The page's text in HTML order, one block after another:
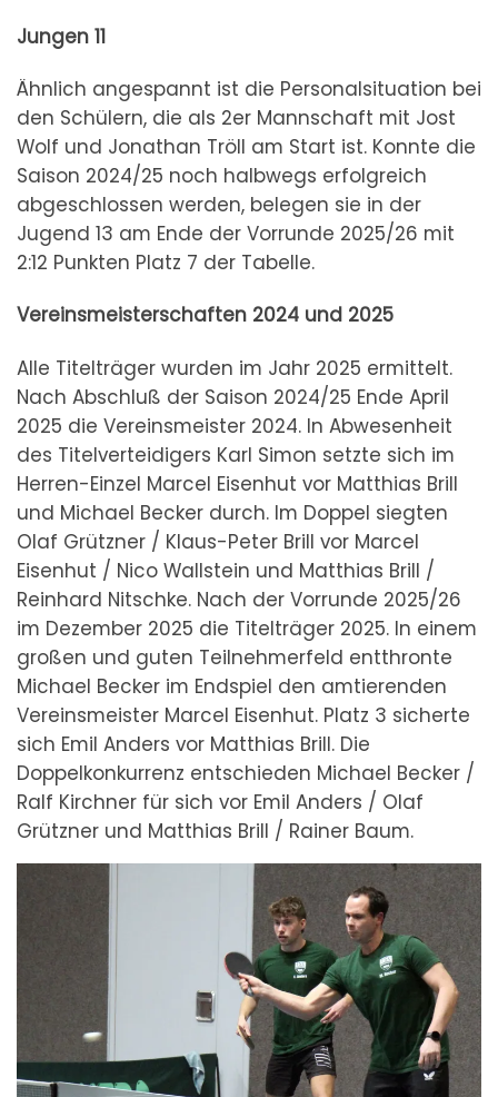
Jungen 11
Ähnlich angespannt ist die Personalsituation bei
den Schülern, die als 2er Mannschaft mit Jost
Wolf und Jonathan Tröll am Start ist. Konnte die
Saison 2024/25 noch halbwegs erfolgreich
abgeschlossen werden, belegen sie in der
Jugend 13 am Ende der Vorrunde 2025/26 mit
2:12 Punkten Platz 7 der Tabelle.
Vereinsmeisterschaften 2024 und 2025
Alle Titelträger wurden im Jahr 2025 ermittelt.
Nach Abschluß der Saison 2024/25 Ende April
2025 die Vereinsmeister 2024. In Abwesenheit
des Titelverteidigers Karl Simon setzte sich im
Herren-Einzel Marcel Eisenhut vor Matthias Brill
und Michael Becker durch. Im Doppel siegten
Olaf Grützner / Klaus-Peter Brill vor Marcel
Eisenhut / Nico Wallstein und Matthias Brill /
Reinhard Nitschke. Nach der Vorrunde 2025/26
im Dezember 2025 die Titelträger 2025. In einem
großen und guten Teilnehmerfeld entthronte
Michael Becker im Endspiel den amtierenden
Vereinsmeister Marcel Eisenhut. Platz 3 sicherte
sich Emil Anders vor Matthias Brill. Die
Doppelkonkurrenz entschieden Michael Becker /
Ralf Kirchner für sich vor Emil Anders / Olaf
Grützner und Matthias Brill / Rainer Baum.